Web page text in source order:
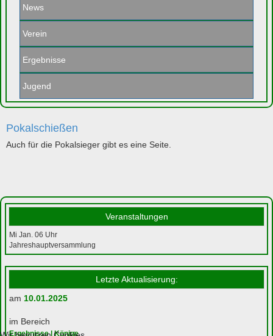
News
Verein
Ergebnisse
Jugend
Pokalschießen
Auch für die Pokalsieger gibt es eine Seite.
Veranstaltungen
Mi Jan. 06 Uhr
Jahreshauptversammlung
Letzte Aktualisierung:
am 10.01.2025
im Bereich
Ergebnisse | Könige